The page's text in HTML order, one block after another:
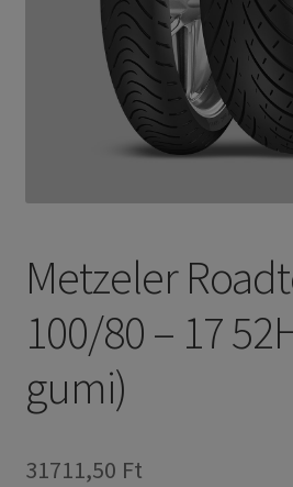
Metzeler
100/80 – 17
gumi)
31711,50 Ft